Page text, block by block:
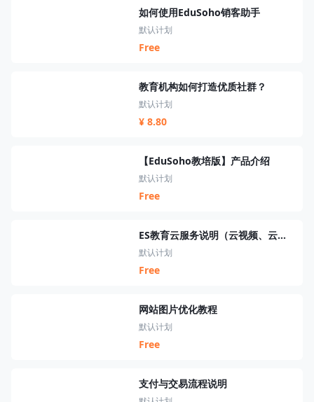
如何使用EduSoho销客助手
默认计划
Free
教育机构如何打造优质社群？
默认计划
¥ 8.80
【EduSoho教培版】产品介绍
默认计划
Free
ES教育云服务说明（云视频、云短信、云资源、云搜索、云直播）
默认计划
Free
网站图片优化教程
默认计划
Free
支付与交易流程说明